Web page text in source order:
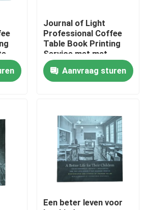
Journal of Light
Professional Coffee
Table Book Printing
Service met mat
gelamineerde jassen
en hardcover binding
Aanvraag sturen
Een beter leven voor